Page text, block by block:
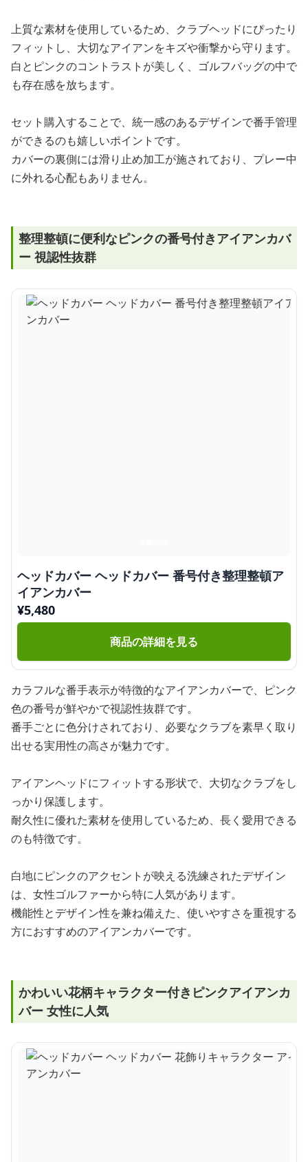
上質な素材を使用しているため、クラブヘッドにぴったり
フィットし、大切なアイアンをキズや衝撃から守ります。
白とピンクのコントラストが美しく、ゴルフバッグの中で
も存在感を放ちます。
セット購入することで、統一感のあるデザインで番手管理
ができるのも嬉しいポイントです。
カバーの裏側には滑り止め加工が施されており、プレー中
に外れる心配もありません。
整理整頓に便利なピンクの番号付きアイアンカバ
ー 視認性抜群
ヘッドカバー ヘッドカバー 番号付き整理整頓ア
イアンカバー
¥5,480
商品の詳細を見る
カラフルな番手表示が特徴的なアイアンカバーで、ピンク
色の番号が鮮やかで視認性抜群です。
番手ごとに色分けされており、必要なクラブを素早く取り
出せる実用性の高さが魅力です。
アイアンヘッドにフィットする形状で、大切なクラブをし
っかり保護します。
耐久性に優れた素材を使用しているため、長く愛用できる
のも特徴です。
白地にピンクのアクセントが映える洗練されたデザイン
は、女性ゴルファーから特に人気があります。
機能性とデザイン性を兼ね備えた、使いやすさを重視する
方におすすめのアイアンカバーです。
かわいい花柄キャラクター付きピンクアイアンカ
バー 女性に人気